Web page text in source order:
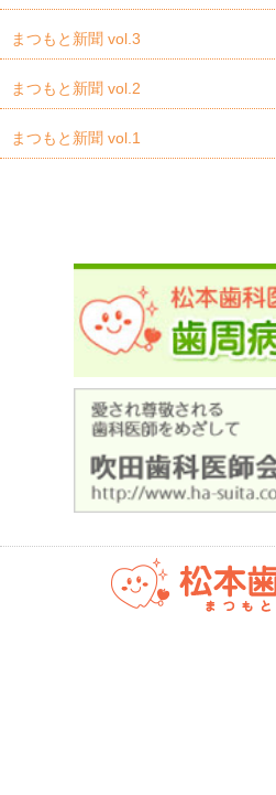
まつもと新聞 vol.3
まつもと新聞 vol.2
まつもと新聞 vol.1